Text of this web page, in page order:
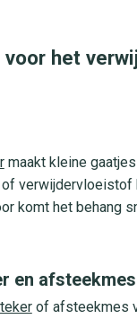
het
maakt kleine
verwijdervloeistof
komt het behang
en afsteekmes
of afsteekmes